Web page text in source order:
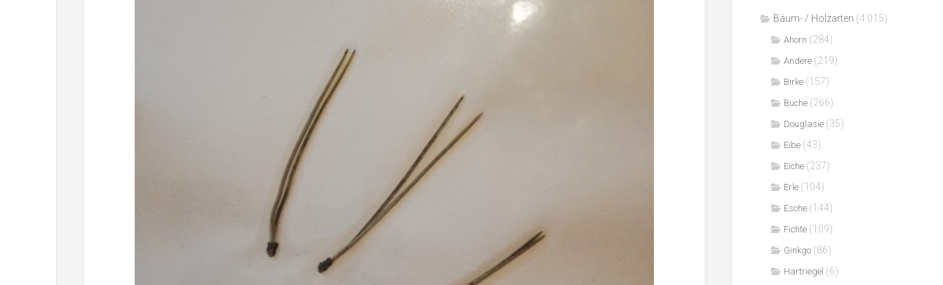
Platane
Robinie
Tanne
Bäum- / Holzarten (4.015)
Ahorn (284)
Andere (219)
Birke (157)
Buche (266)
Douglasie (35)
Eibe (43)
Eiche (237)
Erle (104)
Esche (144)
Fichte (109)
Ginkgo (86)
Hartriegel (6)